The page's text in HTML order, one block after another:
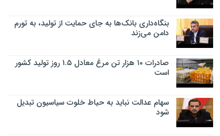
بنگاه‌داری بانک‌ها به جای حمایت از تولید، به تورم
دامن می‌زند
صادرات ۱۰ هزار تن مرغ معادل ۱.۵ روز تولید کشور
است
سهام عدالت نباید به حیاط خلوت سیاسیون تبدیل
شود